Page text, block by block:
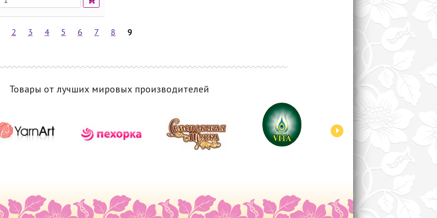
2 3 4 5 6 7 8 9
Товары от лучших мировых производителей